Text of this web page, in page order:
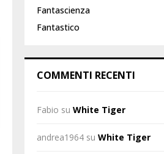
Fantascienza
Fantastico
COMMENTI RECENTI
Fabio su White Tiger
andrea1964 su White Tiger